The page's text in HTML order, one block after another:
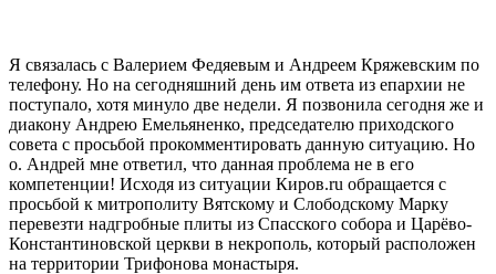
Я связалась с Валерием Федяевым и Андреем Кряжевским по
телефону. Но на сегодняшний день им ответа из епархии не
поступало, хотя минуло две недели. Я позвонила сегодня же и
диакону Андрею Емельяненко, председателю приходского
совета с просьбой прокомментировать данную ситуацию. Но
о. Андрей мне ответил, что данная проблема не в его
компетенции! Исходя из ситуации Киров.ru обращается с
просьбой к митрополиту Вятскому и Слободскому Марку
перевезти надгробные плиты из Спасского собора и Царёво-
Константиновской церкви в некрополь, который расположен
на территории Трифонова монастыря.